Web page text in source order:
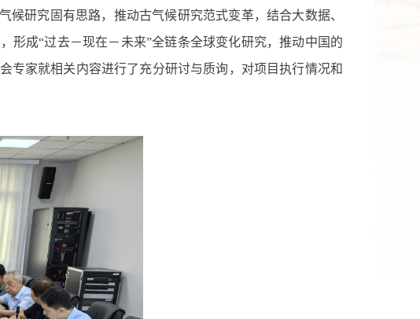
候研究固有思路，推动古气候研究范式变革， 结合大数据、
， 形成“过去－现在－未来”全链条全球变化研究，推动中国的
专家就相关内容进行了充分研讨与质询，对项目执行情况和